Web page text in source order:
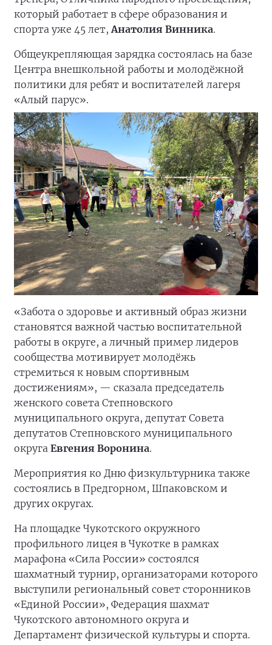
который работает в сфере образования и
спорта уже 45 лет, Анатолия Винника.
Общеукрепляющая зарядка состоялась на базе
Центра внешкольной работы и молодёжной
политики для ребят и воспитателей лагеря
«Алый парус».
«Забота о здоровье и активный образ жизни
становятся важной частью воспитательной
работы в округе, а личный пример лидеров
сообщества мотивирует молодёжь
стремиться к новым спортивным
достижениям», — сказала председатель
женского совета Степновского
муниципального округа, депутат Совета
депутатов Степновского муниципального
округа Евгения Воронина.
Мероприятия ко Дню физкультурника также
состоялись в Предгорном, Шпаковском и
других округах.
На площадке Чукотского окружного
профильного лицея в Чукотке в рамках
марафона «Сила России» состоялся
шахматный турнир, организаторами которого
выступили региональный совет сторонников
«Единой России», Федерация шахмат
Чукотского автономного округа и
Департамент физической культуры и спорта.